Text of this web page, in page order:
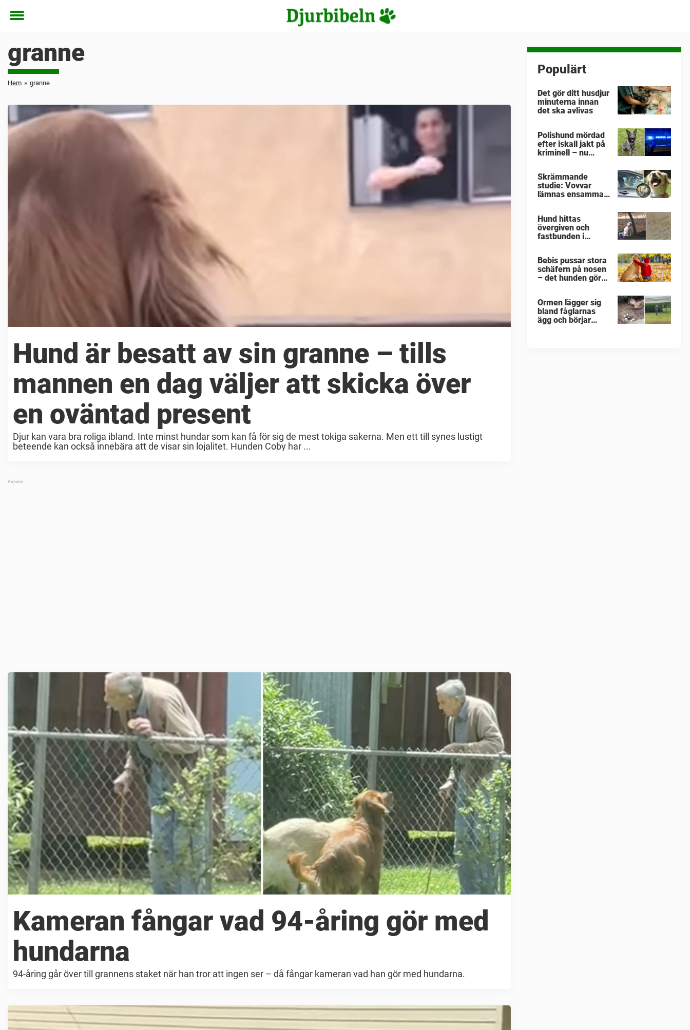
Toggle
granne
Hem » granne
Hund är besatt av sin granne – tills
mannen en dag väljer att skicka över
en oväntad present
Djur kan vara bra roliga ibland. Inte minst hundar som kan få för sig de mest tokiga sakerna. Men ett till synes lustigt
beteende kan också innebära att de visar sin lojalitet. Hunden Coby har ...
Kameran fångar vad 94-åring gör med
hundarna
94-åring går över till grannens staket när han tror att ingen ser – då fångar kameran vad han gör med hundarna.
Populärt
Det gör ditt husdjur
minuterna innan
det ska avlivas
Polishund mördad
efter iskall jakt på
kriminell – nu
kollegorna
Skrämmande
studie: Vovvar
lämnas ensamma i
vädjan: "Planera i
förväg"
Hund hittas
övergiven och
fastbunden i
halsbandet
avslöjar det
fruktansvärda
Bebis pussar stora
schäfern på nosen
– det hunden gör
Ormen lägger sig
bland fåglarnas
ägg och börjar